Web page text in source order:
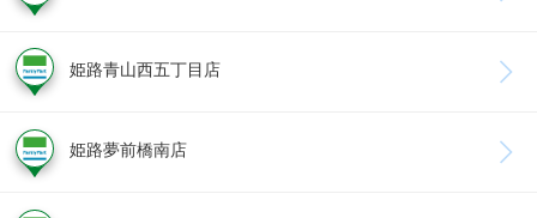
姫路青山西五丁目店
姫路夢前橋南店